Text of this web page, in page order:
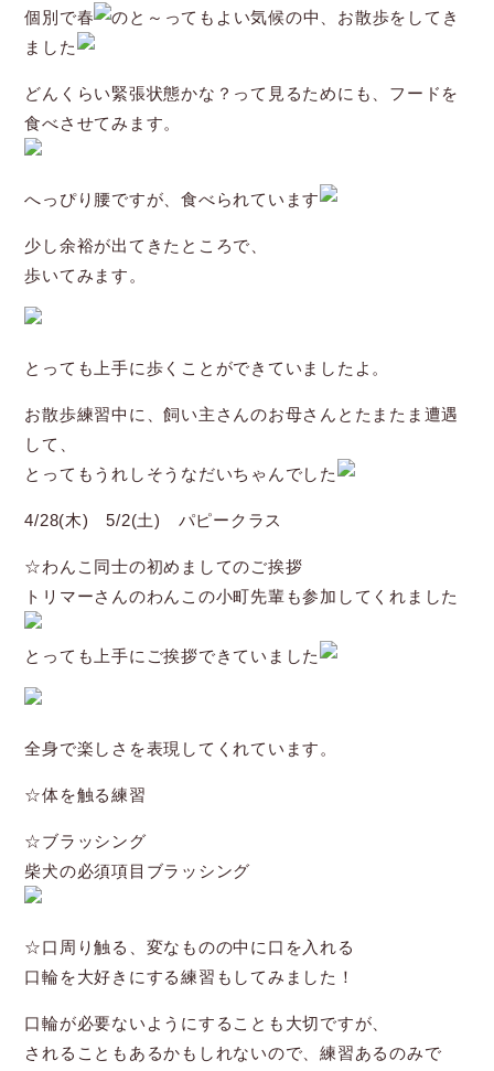
個別で春
のと～ってもよい気候の中、お散歩をしてき
ました
どんくらい緊張状態かな？って見るためにも、フードを
食べさせてみます。
へっぴり腰ですが、食べられています
少し余裕が出てきたところで、
歩いてみます。
とっても上手に歩くことができていましたよ。
お散歩練習中に、飼い主さんのお母さんとたまたま遭遇
して、
とってもうれしそうなだいちゃんでした
4/28(木) 5/2(土) パピークラス
☆わんこ同士の初めましてのご挨拶
トリマーさんのわんこの小町先輩も参加してくれました
とっても上手にご挨拶できていました
全身で楽しさを表現してくれています。
☆体を触る練習
☆ブラッシング
柴犬の必須項目ブラッシング
☆口周り触る、変なものの中に口を入れる
口輪を大好きにする練習もしてみました！
口輪が必要ないようにすることも大切ですが、
されることもあるかもしれないので、練習あるのみで